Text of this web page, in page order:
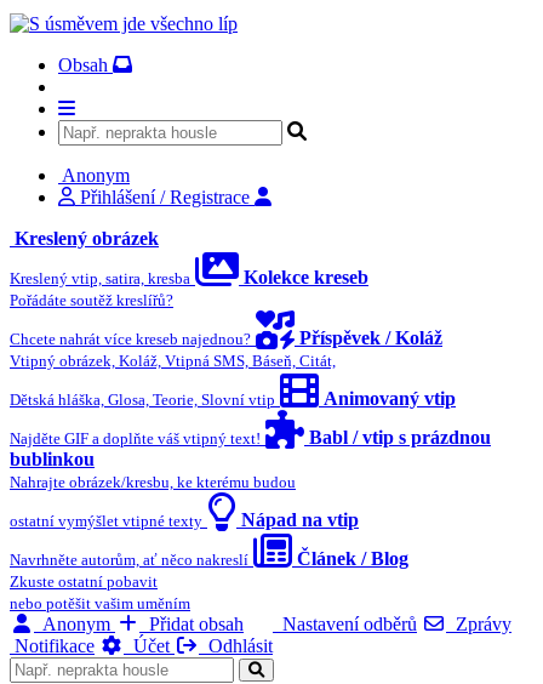
Obsah
Anonym
Přihlášení / Registrace
Kreslený obrázek
Kreslený vtip, satira, kresba Kolekce kreseb
Pořádáte soutěž kreslířů?
Chcete nahrát více kreseb najednou? Příspěvek / Koláž
Vtipný obrázek, Koláž, Vtipná SMS, Báseň, Citát,
Dětská hláška, Glosa, Teorie, Slovní vtip Animovaný vtip
Najděte GIF a doplňte váš vtipný text!
Babl / vtip s prázdnou
bublinkou
Nahrajte obrázek/kresbu, ke kterému budou
ostatní vymýšlet vtipné texty Nápad na vtip
Navrhněte autorům, ať něco nakreslí Článek / Blog
Zkuste ostatní pobavit
nebo potěšit vašim uměním
Anonym Přidat obsah Nastavení odběrů
Zprávy
Notifikace
Účet Odhlásit